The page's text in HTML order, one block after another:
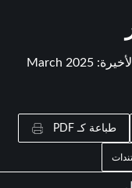
:
March 2025
طباعة كـ PDF